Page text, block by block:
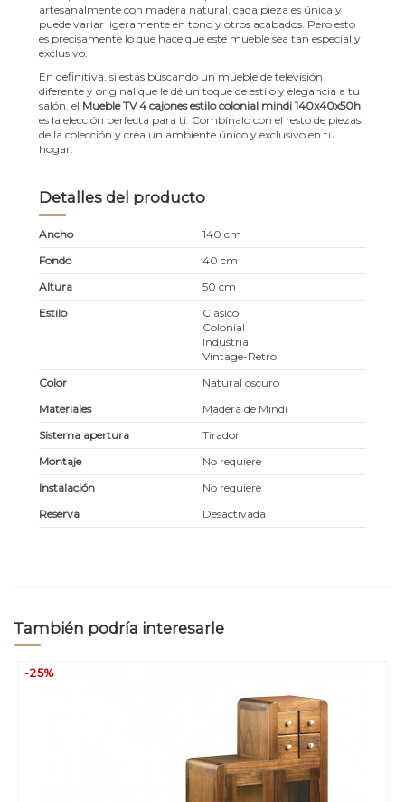
artesanalmente con madera natural, cada pieza es única y
puede variar ligeramente en tono y otros acabados. Pero esto
es precisamente lo que hace que este mueble sea tan especial y
exclusivo.
En definitiva, si estás buscando un mueble de televisión
diferente y original que le dé un toque de estilo y elegancia a tu
salón, el Mueble TV 4 cajones estilo colonial mindi 140x40x50h
es la elección perfecta para ti. Combínalo con el resto de piezas
de la colección y crea un ambiente único y exclusivo en tu
hogar.
Detalles del producto
Ancho
140 cm
Fondo
40 cm
Altura
50 cm
Estilo
Clásico
Colonial
Industrial
Vintage-Retro
Color
Natural oscuro
Materiales
Madera de Mindi
Sistema apertura
Tirador
Montaje
No requiere
Instalación
No requiere
Reserva
Desactivada
También podría interesarle
-25%